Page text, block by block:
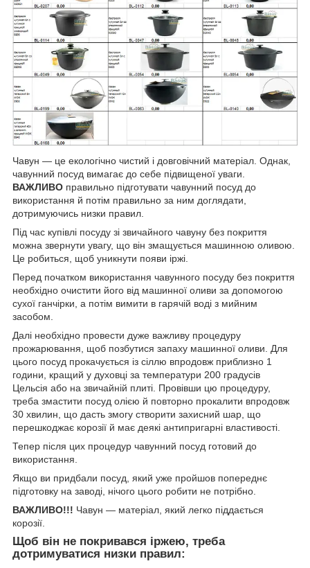
Чавун — це екологічно чистий і довговічний матеріал. Однак,
чавунний посуд вимагає до себе підвищеної уваги.
ВАЖЛИВО правильно підготувати чавунний посуд до
використання й потім правильно за ним доглядати,
дотримуючись низки правил.
Під час купівлі посуду зі звичайного чавуну без покриття
можна звернути увагу, що він змащується машинною оливою.
Це робиться, щоб уникнути появи іржі.
Перед початком використання чавунного посуду без покриття
необхідно очистити його від машинної оливи за допомогою
сухої ганчірки, а потім вимити в гарячій воді з мийним
засобом.
Далі необхідно провести дуже важливу процедуру
прожарювання, щоб позбутися запаху машинної оливи. Для
цього посуд прокачується із сіллю впродовж приблизно 1
години, кращий у духовці за температури 200 градусів
Цельсія або на звичайній плиті. Провівши цю процедуру,
треба змастити посуд олією й повторно прокалити впродовж
30 хвилин, що дасть змогу створити захисний шар, що
перешкоджає корозії й має деякі антипригарні властивості.
Тепер після цих процедур чавунний посуд готовий до
використання.
Якщо ви придбали посуд, який уже пройшов попереднє
підготовку на заводі, нічого цього робити не потрібно.
ВАЖЛИВО!!! Чавун — матеріал, який легко піддається
корозії.
Щоб він не покривався іржею, треба
дотримуватися низки правил: